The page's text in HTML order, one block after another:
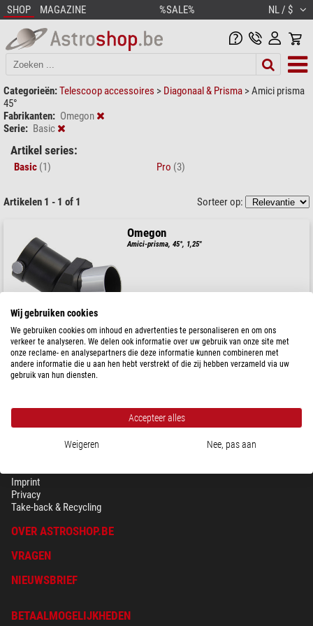
SHOP MAGAZINE %SALE% NL / $
Categorieën:Telescoop accessoires > Diagonaal & Prisma >Amici prisma
45°
Fabrikanten: Omegon
Serie: Basic
Artikel series:
Basic (1) Pro (3)
Artikelen 1 - 1 of 1 Sorteer op:
Omegon
Amici-prisma, 45°, 1,25"
Klaar voor verzending in24 u
Imprint
Privacy
Take-back & Recycling
OVER ASTROSHOP.BE
VRAGEN
NIEUWSBRIEF
BETAALMOGELIJKHEDEN
Wij gebruiken cookies
We gebruiken cookies om inhoud en advertenties te personaliseren en om ons
verkeer te analyseren. We delen ook informatie over uw gebruik van onze site met
onze reclame- en analysepartners die deze informatie kunnen combineren met
andere informatie die u aan hen hebt verstrekt of die zij hebben verzameld via uw
gebruik van hun diensten.
Accepteer alles
Weigeren Nee, pas aan